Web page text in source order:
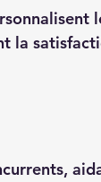
la